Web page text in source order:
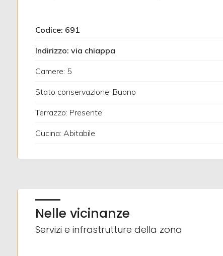
Codice: 691
Indirizzo: via chiappa
Camere: 5
Stato conservazione: Buono
Terrazzo: Presente
Cucina: Abitabile
Nelle vicinanze
Servizi e infrastrutture della zona
-
Posto auto/Box